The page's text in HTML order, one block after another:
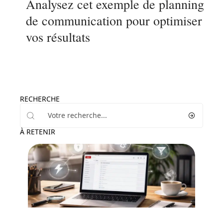
Analysez cet exemple de planning
de communication pour optimiser
vos résultats
RECHERCHE
À RETENIR
Marketing